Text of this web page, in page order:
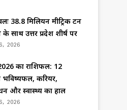
38.8 मिलियन मीट्रिक टन
के साथ उत्तर प्रदेश शीर्ष पर
2026
का राशिफल: 12
भविष्यफल, करियर,
और स्वास्थ्य का हाल
2026